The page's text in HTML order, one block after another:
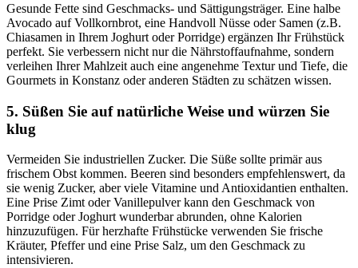
Gesunde Fette sind Geschmacks- und Sättigungsträger. Eine halbe
Avocado auf Vollkornbrot, eine Handvoll Nüsse oder Samen (z.B.
Chiasamen in Ihrem Joghurt oder Porridge) ergänzen Ihr Frühstück
perfekt. Sie verbessern nicht nur die Nährstoffaufnahme, sondern
verleihen Ihrer Mahlzeit auch eine angenehme Textur und Tiefe, die
Gourmets in Konstanz oder anderen Städten zu schätzen wissen.
5. Süßen Sie auf natürliche Weise und würzen Sie
klug
Vermeiden Sie industriellen Zucker. Die Süße sollte primär aus
frischem Obst kommen. Beeren sind besonders empfehlenswert, da
sie wenig Zucker, aber viele Vitamine und Antioxidantien enthalten.
Eine Prise Zimt oder Vanillepulver kann den Geschmack von
Porridge oder Joghurt wunderbar abrunden, ohne Kalorien
hinzuzufügen. Für herzhafte Frühstücke verwenden Sie frische
Kräuter, Pfeffer und eine Prise Salz, um den Geschmack zu
intensivieren.